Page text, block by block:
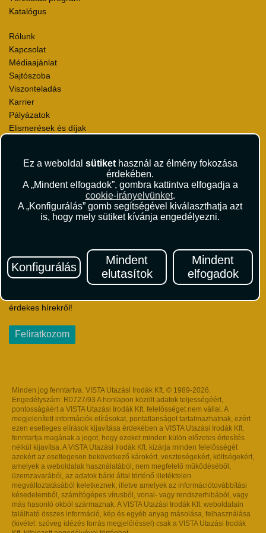
Ez a weboldal sütikethasznál az élmény fokozása
érdekében.
A „Mindent elfogadok”, gombra kattintva elfogadja a
cookie-irányelvünket.
A „Konfigurálás” gomb segítségével kiválaszthatja azt
is, hogy mely sütiket kívánja engedélyezni.
Konfigurálás
Mindent
elutasítok
Mindent
elfogadok
Katalógus
Rólunk
Kapcsolat
Médiaajánlat
Sajtószoba
Viszonteladás
Karrier
Pályázatok
Elismerések és díjak
Utazási Csomag Szerződési Feltételek
Útlemondás-biztosítás Szerződési Feltételek
Utasbiztosítás Szerződési Feltételek
Repülőjegy Szerződési Feltételek
Adatvédelem
Hírlevél
Iratkozzon fel Magyarország egyik legszínesebb utazási
érdekes hírekről!
Feliratkozom
Minden jog fenntartva. VISTA Utazási Irodák Kft. © 1989-2026.
Engedélyszám: R0727/93 A honlapon közölt adatok teljességéért,
pontosságáért a VISTA Utazási Irodák Kft. felelősséget nem vállal. A
megjelenített információk elírásokat, pontatlanságot tartalmazhatnak, ezért
ezen esetleges elírások kijavítása érdekében a VISTA Utazási Irodák Kft.
fenntartja magának a jogot, hogy ezeket minden külön előzetes értesítés
nélkül kijavítsa. A VISTA Utazási Irodák Kft. kizárja minden felelősségét
azokért az esetlegesen bekövetkező károkért, veszteségekért, költségekért,
amelyek a weboldalak használatából, nem megfelelő működéséből,
üzemzavarából, az adatok bárki által történő illetéktelen
megváltoztatásából keletkeznek, illetve amelyek az információtovábbítási
késedelemből, számítógépes vírusból, vonal- vagy rendszerhibából, vagy
más hasonló okból származnak. A VISTA Utazási Irodák Kft. weboldalain
található összes információ, kép és egyéb anyag másolása, felhasználása
(kivétel: szöveg idézés forrás megjelöléssel) csak a VISTA Utazási Irodák